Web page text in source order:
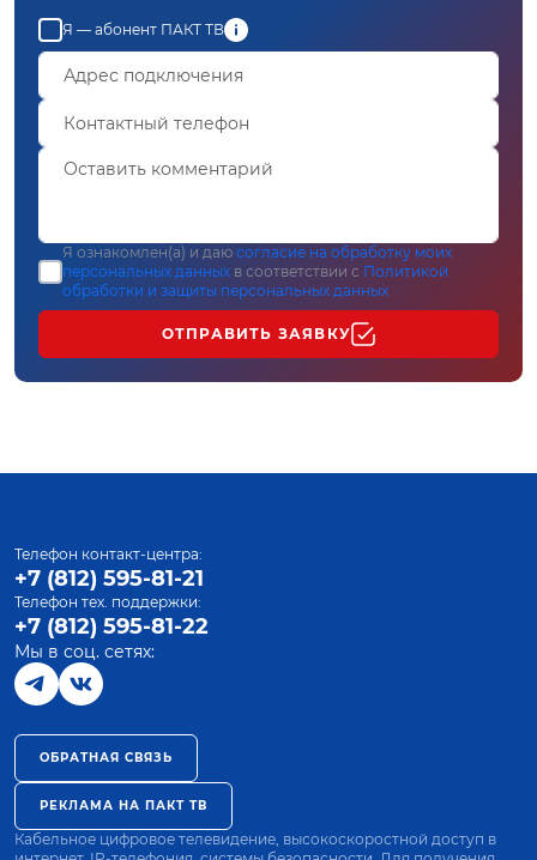
Я — абонент ПАКТ ТВ
Я ознакомлен(а) и даю согласие на обработку моих
персональных данных в соответствии с Политикой
обработки и защиты персональных данных
ОТПРАВИТЬ ЗАЯВКУ
Телефон контакт-центра:
+7 (812) 595-81-21
Телефон тех. поддержки:
+7 (812) 595-81-22
Мы в соц. сетях:
ОБРАТНАЯ СВЯЗЬ
РЕКЛАМА НА ПАКТ ТВ
Кабельное цифровое телевидение, высокоскоростной доступ в